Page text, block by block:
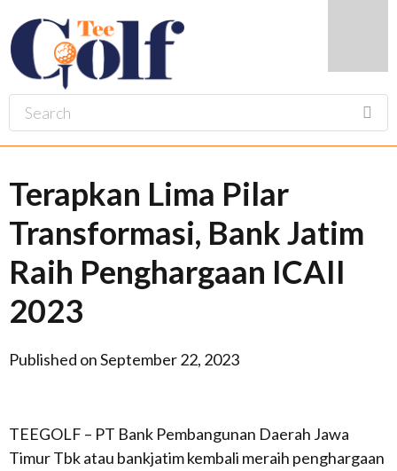
Terapkan Lima Pilar
Transformasi, Bank Jatim
Raih Penghargaan ICAII
2023
Published on September 22, 2023
TEEGOLF – PT Bank Pembangunan Daerah Jawa
Timur Tbk atau bankjatim kembali meraih penghargaan